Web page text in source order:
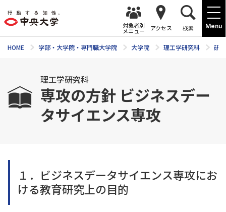
Menu
対象者別
メニュー アクセス 検索
HOME 学部・大学院・専門職大学院 大学院 理工学研究科 研
理工学研究科
専攻の方針 ビジネスデー
タサイエンス専攻
１．ビジネスデータサイエンス専攻にお
ける教育研究上の目的